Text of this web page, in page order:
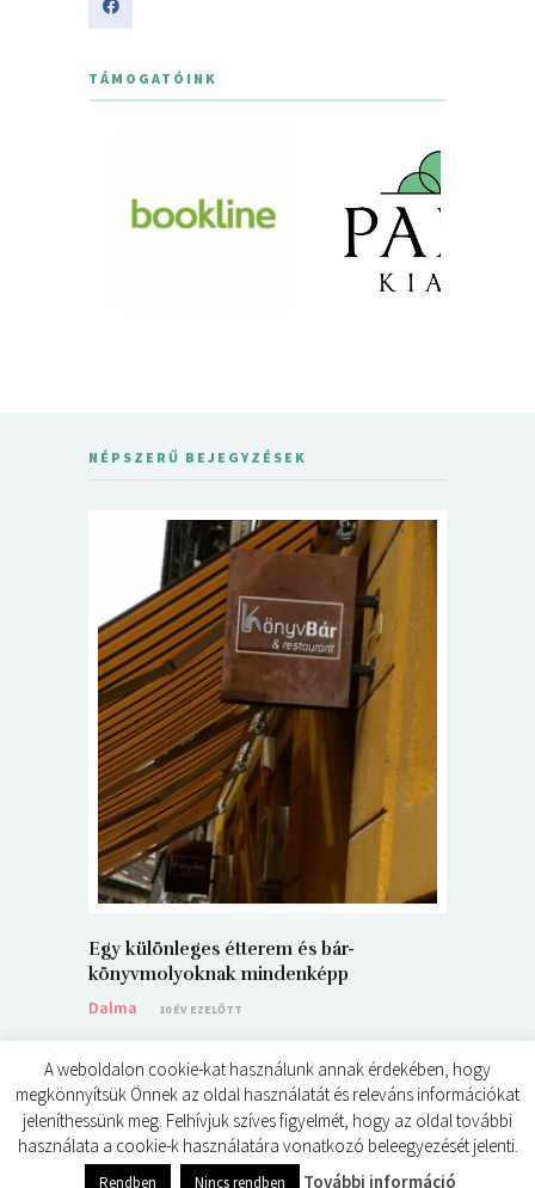
TÁMOGATÓINK
NÉPSZERŰ BEJEGYZÉSEK
Egy különleges étterem és bár-
könyvmolyoknak mindenképp
Dalma
10 ÉV EZELŐTT
© ÉDES KIS KÖNYVKRITIKÁK 2024
A weboldalon cookie-kat használunk annak érdekében, hogy
megkönnyítsük Önnek az oldal használatát és releváns információkat
jeleníthessünk meg. Felhívjuk szíves figyelmét, hogy az oldal további
használata a cookie-k használatára vonatkozó beleegyezését jelenti.
Rendben Nincs rendben További információ